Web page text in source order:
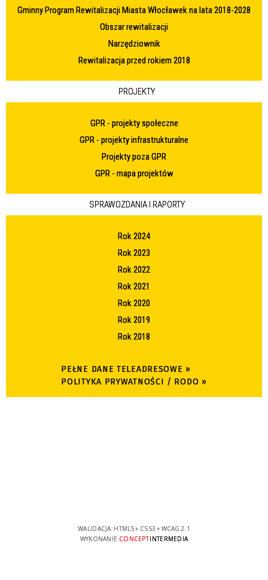
Gminny Program Rewitalizacji Miasta Włocławek na lata 2018-2028
Obszar rewitalizacji
Narzędziownik
Rewitalizacja przed rokiem 2018
PROJEKTY
GPR - projekty społeczne
GPR - projekty infrastrukturalne
Projekty poza GPR
GPR - mapa projektów
SPRAWOZDANIA I RAPORTY
Rok 2024
Rok 2023
Rok 2022
Rok 2021
Rok 2020
Rok 2019
Rok 2018
PEŁNE DANE TELEADRESOWE »
POLITYKA PRYWATNOŚCI / RODO »
WALIDACJA: HTML5+ CSS3 + WCAG 2.1
WYKONANIE CONCEPTINTERMEDIA